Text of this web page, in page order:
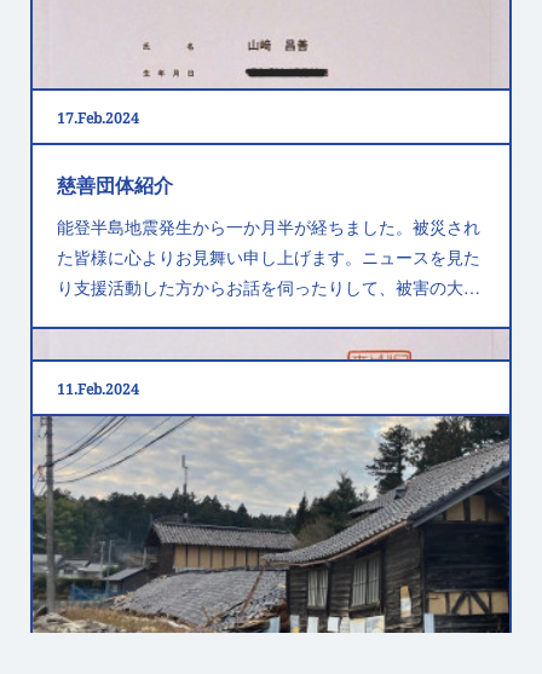
代表が行政書士試験に合格しました！
突然ですがこの度、代表山崎が令和５年度行政書士試験
17Feb2024
慈善団体紹介
能登半島地震発生から一か月半が経ちました。被災され
た皆様に心よりお見舞い申し上げます。ニュースを見た
り支援活動した方からお話を伺ったりして、被害の大…
11Feb2024